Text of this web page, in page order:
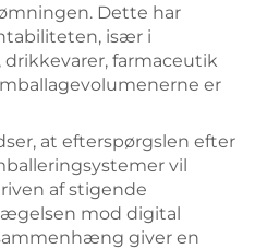
Dette har
især i
farmaceutik
er
at efterspørgslen efter
vil
af stigende
mod digital
giver en